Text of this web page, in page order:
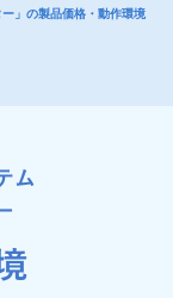
」の製品価格・動作環境